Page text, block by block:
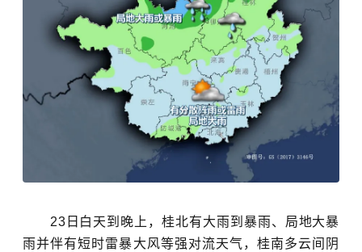
23日白天到晚上，桂北有大雨到暴雨、局地大暴
雨并伴有短时雷暴大风等强对流天气，桂南多云间阴